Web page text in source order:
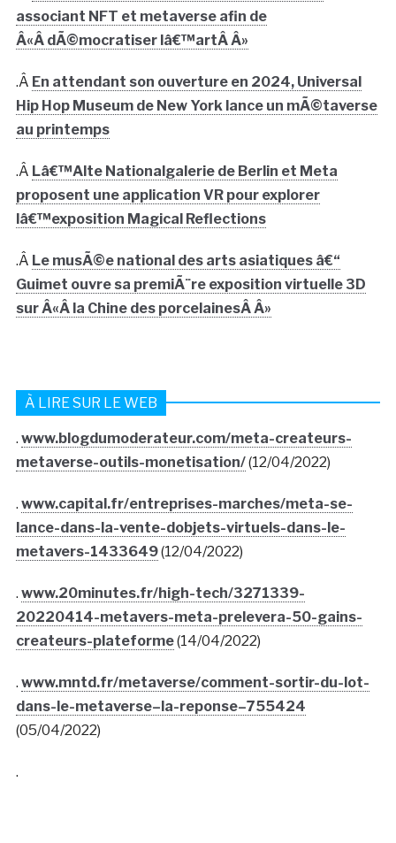
associant NFT et metaverse afin de
Â«Â dÃ©mocratiser lâ€™artÂ Â»
.Â En attendant son ouverture en 2024, Universal
Hip Hop Museum de New York lance un mÃ©taverse
au printemps
.Â Lâ€™Alte Nationalgalerie de Berlin et Meta
proposent une application VR pour explorer
lâ€™exposition Magical Reflections
.Â Le musÃ©e national des arts asiatiques â€“
Guimet ouvre sa premiÃ¨re exposition virtuelle 3D
sur Â«Â la Chine des porcelainesÂ Â»
À LIRE SUR LE WEB
. www.blogdumoderateur.com/meta-createurs-
metaverse-outils-monetisation/(12/04/2022)
. www.capital.fr/entreprises-marches/meta-se-
lance-dans-la-vente-dobjets-virtuels-dans-le-
metavers-1433649(12/04/2022)
. www.20minutes.fr/high-tech/3271339-
20220414-metavers-meta-prelevera-50-gains-
createurs-plateforme(14/04/2022)
. www.mntd.fr/metaverse/comment-sortir-du-lot-
dans-le-metaverse–la-reponse–755424
(05/04/2022)
.